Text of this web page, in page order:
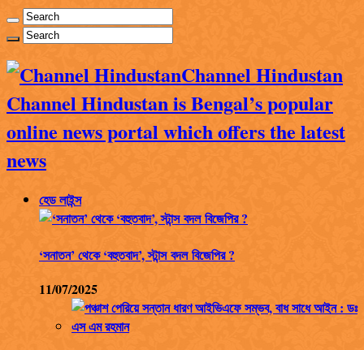
Channel Hindustan
Channel Hindustan is Bengal’s popular
online news portal which offers the latest
news
হেড লাইন্স
‘সনাতন’ থেকে ‘বহুতবাদ’, স্টান্স বদল বিজেপির ?
11/07/2025